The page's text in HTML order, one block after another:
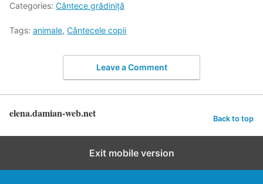
Categories: Cântece grădiniță
Tags: animale, Cântecele copii
Leave a Comment
elena.damian-web.net Back to top
Exit mobile version